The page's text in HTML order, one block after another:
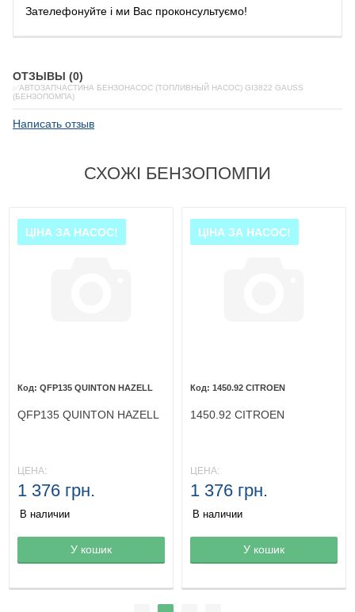
Зателефонуйте і ми Вас проконсультуємо!
ОТЗЫВЫ (0)
✅АВТОЗАПЧАСТИНА БЕНЗОНАСОС (ТОПЛИВНЫЙ НАСОС) GI3822 GAUSS
(БЕНЗОПОМПА)
Написать отзыв
СХОЖІ БЕНЗОПОМПИ
Товар в корзине
ЦІНА ЗА НАСОС!
QFP135 QUINTON HAZELL
QFP135 QUINTON HAZELL
ЦЕНА:
1 376 грн.
В наличии
У кошик Товар в корзине
ЦІНА ЗА НАСОС!
1450.92 CITROEN
1450.92 CITROEN
ЦЕНА:
1 376 грн.
В наличии
У кошик